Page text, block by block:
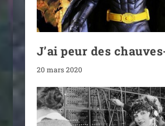
J’ai peur des
20 mars 2020